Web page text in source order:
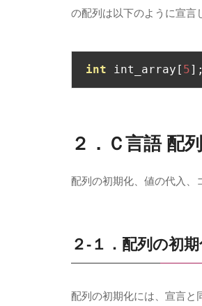
の配列は以下のように宣言
int int_array [ 5];
２．Ｃ言語 配
配列の初期化、値の代入、
２-１．配列の初
配列の初期化には、宣言と